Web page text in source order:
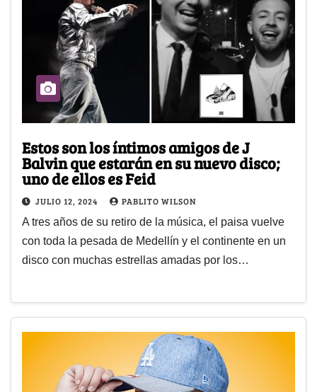
Estos son los íntimos amigos de J
Balvin que estarán en su nuevo disco;
uno de ellos es Feid
JULIO 12, 2024 PABLITO WILSON
A tres años de su retiro de la música, el paisa vuelve
con toda la pesada de Medellín y el continente en un
disco con muchas estrellas amadas por los…